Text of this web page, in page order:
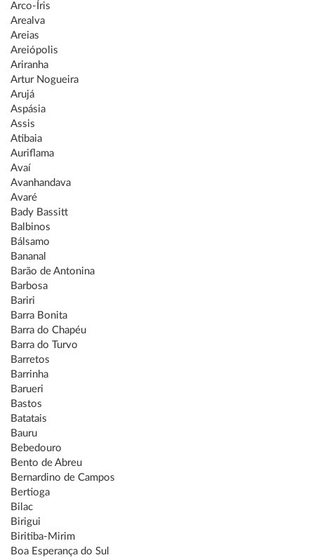
Arco-Íris
Arealva
Areias
Areiópolis
Ariranha
Artur Nogueira
Arujá
Aspásia
Assis
Atibaia
Auriflama
Avaí
Avanhandava
Avaré
Bady Bassitt
Balbinos
Bálsamo
Bananal
Barão de Antonina
Barbosa
Bariri
Barra Bonita
Barra do Chapéu
Barra do Turvo
Barretos
Barrinha
Barueri
Bastos
Batatais
Bauru
Bebedouro
Bento de Abreu
Bernardino de Campos
Bertioga
Bilac
Birigui
Biritiba-Mirim
Boa Esperança do Sul